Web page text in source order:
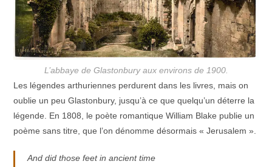
L’abbaye de Glastonbury aux environs de 1900.
Les légendes arthuriennes perdurent dans les livres, mais on
oublie un peu Glastonbury, jusqu’à ce que quelqu’un déterre la
légende. En 1808, le poète romantique William Blake publie un
poème sans titre, que l’on dénomme désormais « Jerusalem ».
And did those feet in ancient time